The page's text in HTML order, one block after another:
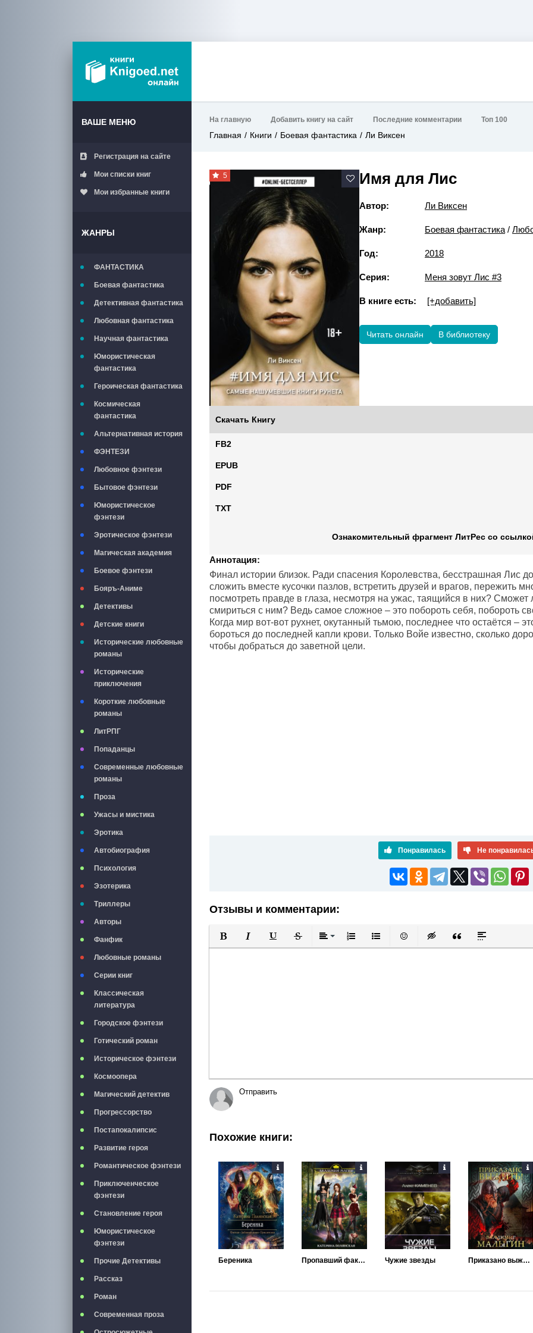
ВАШЕ МЕНЮ
Регистрация на сайте
Мои списки книг
Мои избранные книги
ЖАНРЫ
ФАНТАСТИКА
Боевая фантастика
Детективная фантастика
Любовная фантастика
Научная фантастика
Юмористическая
фантастика
Героическая фантастика
Космическая
фантастика
Альтернативная история
ФЭНТЕЗИ
Любовное фэнтези
Бытовое фэнтези
Юмористическое
фэнтези
Эротическое фэнтези
Магическая академия
Боевое фэнтези
Бояръ-Аниме
Детективы
Детские книги
Исторические любовные
романы
Исторические
приключения
Короткие любовные
романы
ЛитРПГ
Попаданцы
Современные любовные
романы
Проза
Ужасы и мистика
Эротика
Автобиография
Психология
Эзотерика
Триллеры
Авторы
Фанфик
Любовные романы
Серии книг
Классическая
литература
Городское фэнтези
Готический роман
Историческое фэнтези
Космоопера
Магический детектив
Прогрессорство
Постапокалипсис
Развитие героя
Романтическое фэнтези
Приключенческое
фэнтези
Становление героя
Юмористическое
фэнтези
Прочие Детективы
Рассказ
Роман
Современная проза
На главную Добавить книгу на сайт Последние комментарии Топ 100
Главная Книги Боевая фантастика Ли Виксен
5 Имя для Лис
Автор: Ли Виксен
Жанр: Боевая фантастика /
Год: 2018
Серия: Меня зовут Лис #3
В книге есть: [+добавить]
Читать онлайн В библиотеку
Скачать Книгу
FB2
EPUB
PDF
TXT
Ознакомительный фрагмент ЛитРес со
Аннотация:
Финал истории близок. Ради спасения Королевства, бесстрашная Лис
сложить вместе кусочки пазлов, встретить друзей и врагов, пережить
посмотреть правде в глаза, несмотря на ужас, таящийся в них?
смириться с ним? Ведь самое сложное – это побороть себя, побороть
Когда мир вот-вот рухнет, окутанный тьмою, последнее что остаётся –
бороться до последней капли крови. Только Войе известно, сколько
чтобы добраться до заветной цели.
Понравилась Не
Отзывы и комментарии:
Полужирный
КурсивПодчеркнутый
ЗачеркнутыйВыравнивание
Нумерованный список
Маркированный список
Вставить смайлик
Вставка скрытого текста
Вставка цитаты
Вставка
Отправить
Похожие книги:
Береника Пропавший факультет, или Ведьмочки в Академии Боевых Магов Чужие звезды Приказано выжить!